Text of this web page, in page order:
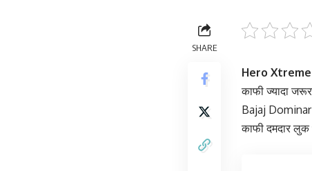
SHARE
Hero Xtreme
काफी ज्यादा
Bajaj
काफी दमदार लुक